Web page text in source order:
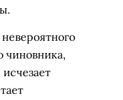
чиновника,